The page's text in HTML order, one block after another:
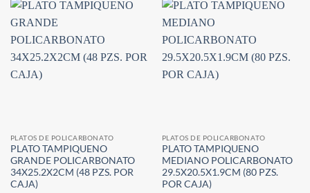
PLATOS DE POLICARBONATO
PLATO TAMPIQUENO
GRANDE POLICARBONATO
34X25.2X2CM (48 PZS. POR
CAJA)
PLATOS DE POLICARBONATO
PLATO TAMPIQUENO
MEDIANO POLICARBONATO
29.5X20.5X1.9CM (80 PZS.
POR CAJA)